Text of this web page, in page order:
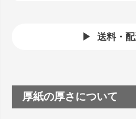
送料・
厚紙の厚さについて